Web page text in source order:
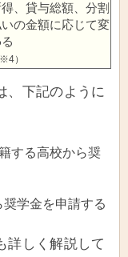
得、貸与総額、分割
の金額に応じて変
※4）
、下記のように
する高校から奨
学金を申請する
詳しく解説して